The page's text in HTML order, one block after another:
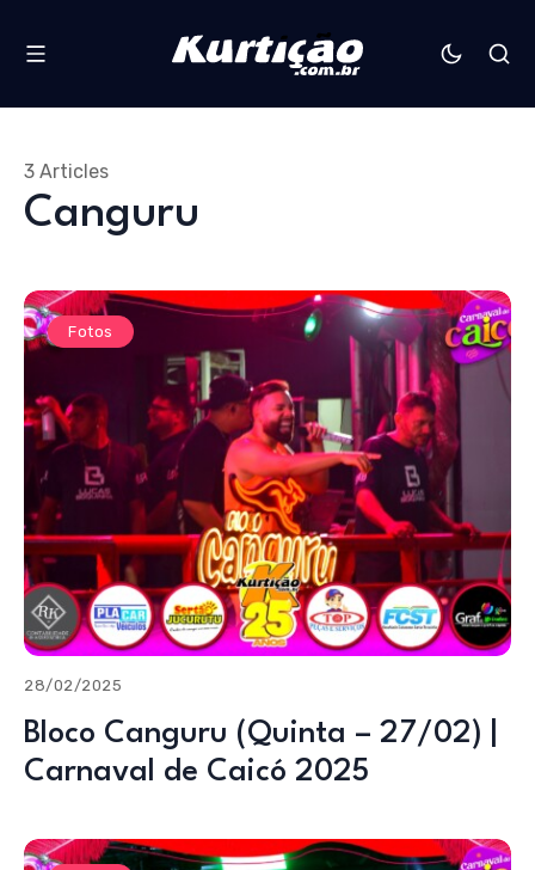
Canguru
3 Articles
Fotos
28/02/2025
Bloco Canguru (Quinta – 27/02) |
Carnaval de Caicó 2025